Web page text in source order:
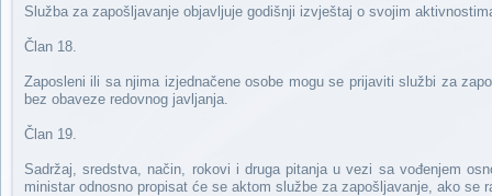
Služba za zapošljavanje objavljuje godišnji izvještaj o svojim
Član 18.
Zaposleni ili sa njima izjednačene osobe mogu se prijaviti službi za
bez obaveze redovnog javljanja.
Član 19.
Sadržaj, sredstva, način, rokovi i druga pitanja u vezi sa vođenjem
ministar odnosno propisat će se aktom službe za zapošljavanje, ako se